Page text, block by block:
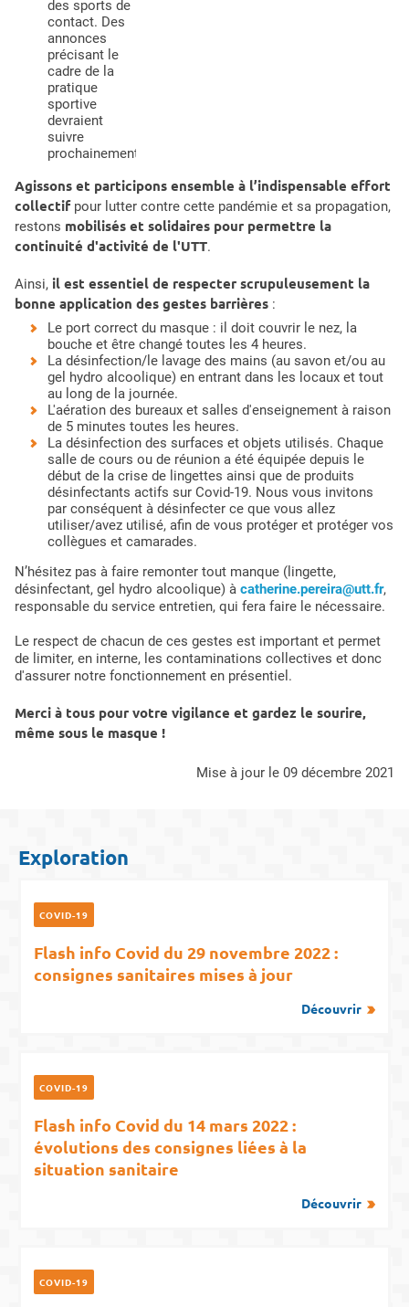
des sports de
contact. Des
annonces
précisant le
cadre de la
pratique
sportive
devraient
suivre
prochainement.
Agissons et participons ensemble à l’indispensable effort
collectifpour lutter contre cette pandémie et sa propagation,
restons mobilisés et solidaires pour permettre la
continuité d'activité de l'UTT.
Ainsi, il est essentiel de respecter scrupuleusement la
bonne application des gestes barrières :
Le port correct du masque : il doit couvrir le nez, la
bouche et être changé toutes les 4 heures.
La désinfection/le lavage des mains (au savon et/ou au
gel hydro alcoolique) en entrant dans les locaux et tout
au long de la journée.
L'aération des bureaux et salles d'enseignement à raison
de 5 minutes toutes les heures.
La désinfection des surfaces et objets utilisés. Chaque
salle de cours ou de réunion a été équipée depuis le
début de la crise de lingettes ainsi que de produits
désinfectants actifs sur Covid-19. Nous vous invitons
par conséquent à désinfecter ce que vous allez
utiliser/avez utilisé, afin de vous protéger et protéger vos
collègues et camarades.
N’hésitez pas à faire remonter tout manque (lingette,
désinfectant, gel hydro alcoolique) à catherine.pereira@utt.fr,
responsable du service entretien, qui fera faire le nécessaire.
Le respect de chacun de ces gestes est important et permet
de limiter, en interne, les contaminations collectives et donc
d'assurer notre fonctionnement en présentiel.
Merci à tous pour votre vigilance et gardez le sourire,
même sous le masque !
mise à jour le 09 décembre 2021
Exploration
COVID-19
Flash info Covid du 29 novembre 2022 :
consignes sanitaires mises à jour
Découvrir
COVID-19
Flash info Covid du 14 mars 2022 :
évolutions des consignes liées à la
situation sanitaire
Découvrir
COVID-19